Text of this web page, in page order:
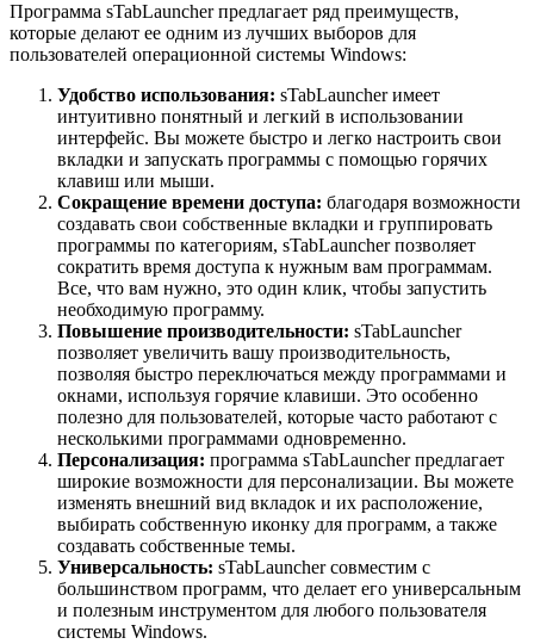
Программа sTabLauncher предлагает ряд преимуществ,
которые делают ее одним из лучших выборов для
пользователей операционной системы Windows:
Удобство использования: sTabLauncher имеет
интуитивно понятный и легкий в использовании
интерфейс. Вы можете быстро и легко настроить свои
вкладки и запускать программы с помощью горячих
клавиш или мыши.
Сокращение времени доступа: благодаря возможности
создавать свои собственные вкладки и группировать
программы по категориям, sTabLauncher позволяет
сократить время доступа к нужным вам программам.
Все, что вам нужно, это один клик, чтобы запустить
необходимую программу.
Повышение производительности: sTabLauncher
позволяет увеличить вашу производительность,
позволяя быстро переключаться между программами и
окнами, используя горячие клавиши. Это особенно
полезно для пользователей, которые часто работают с
несколькими программами одновременно.
Персонализация: программа sTabLauncher предлагает
широкие возможности для персонализации. Вы можете
изменять внешний вид вкладок и их расположение,
выбирать собственную иконку для программ, а также
создавать собственные темы.
Универсальность: sTabLauncher совместим с
большинством программ, что делает его универсальным
и полезным инструментом для любого пользователя
системы Windows.